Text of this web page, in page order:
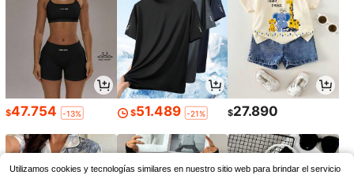
$47.754 -13% $51.489 -21% $27.890
Utilizamos cookies y tecnologías similares en nuestro sitio web para brindar el servicio